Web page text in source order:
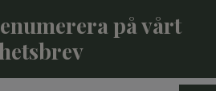
på vårt